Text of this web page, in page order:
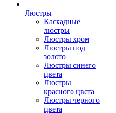
Люстры
Каскадные
люстры
Люстры хром
Люстры под
золото
Люстры синего
цвета
Люстры
красного цвета
Люстры черного
цвета